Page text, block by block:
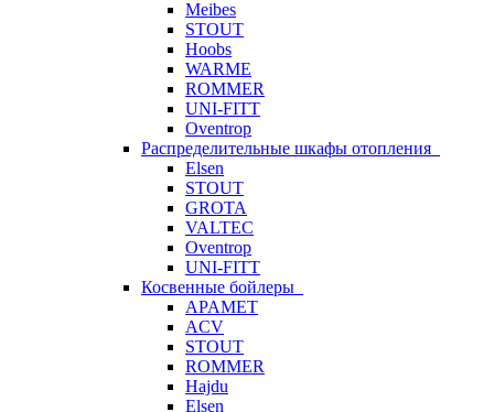
Meibes
STOUT
Hoobs
WARME
ROMMER
UNI-FITT
Oventrop
Распределительные шкафы отопления
Elsen
STOUT
GROTA
VALTEC
Oventrop
UNI-FITT
Косвенные бойлеры
APAMET
ACV
STOUT
ROMMER
Hajdu
Elsen